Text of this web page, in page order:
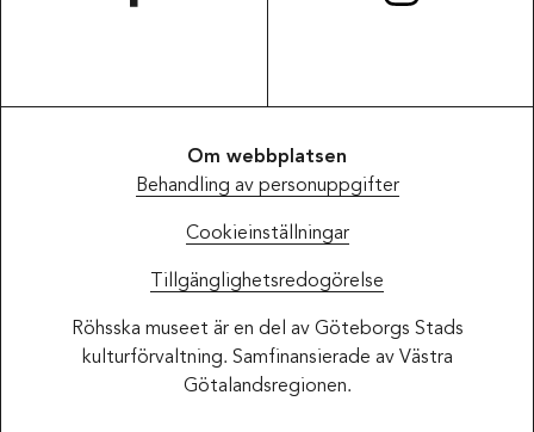
Om webbplatsen
Behandling av personuppgifter
Cookieinställningar
Tillgänglighetsredogörelse
Röhsska museet är en del av Göteborgs Stads
kulturförvaltning. Samfinansierade av Västra
Götalandsregionen.